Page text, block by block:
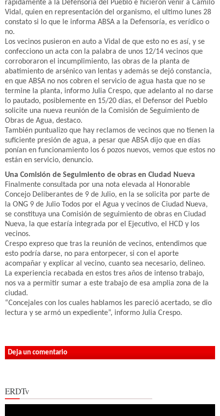
rápidamente a la Defensoría del Pueblo e hicieron venir a Camilo
Vidal, quien en representación del organismo, el ultimo lunes 28
constato si lo que le informa ABSA a la Defensoría, es verídico o
no.
Los vecinos pusieron en auto a Vidal de que esto no es así, y se
confecciono un acta con la palabra de unos 12/14 vecinos que
corroboraron el incumplimiento, las obras de la planta de
abatimiento de arsénico van lentas y además se dejó constancia,
en que ABSA no nos cobren el servicio de agua hasta que no se
termine la planta, informo Julia Crespo, que adelanto al no darse
lo pautado, posiblemente en 15/20 días, el Defensor del Pueblo
solicite una nueva reunión de la Comisión de Seguimiento de
Obras de Agua, destaco.
También puntualizo que hay reclamos de vecinos que no tienen la
suficiente presión de agua, a pesar que ABSA dijo que en días
ponían en funcionamiento los 6 pozos nuevos, vemos que estos no
están en servicio, denuncio.
Una Comisión de Seguimiento de obras en Ciudad Nueva
Finalmente consultada por una nota elevada al Honorable
Concejo Deliberantes de 9 de Julio, en la se solicita por parte de
la ONG 9 de Julio Todos por el Agua y vecinos de Ciudad Nueva,
se constituya una Comisión de seguimiento de obras en Ciudad
Nueva, la que estaría integrada por el Ejecutivo, el HCD y los
vecinos.
Crespo expreso que tras la reunión de vecinos, entendimos que
esto podría darse, no para entorpecer, si con el aporte
acompañar y explicar al vecino, cuanto sea necesario, delineo.
La experiencia recabada en estos tres años de intenso trabajo,
nos va a permitir sumar a este trabajo de esa amplia zona de la
ciudad.
“Concejales con los cuales hablamos les pareció acertado, se dio
lectura y se armó un expediente”, informo Julia Crespo.
Deja un comentario
ERDTv